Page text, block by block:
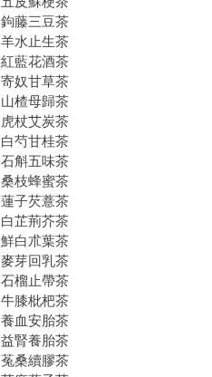
鉤藤三豆茶
羊水止生茶
紅藍花酒茶
寄奴甘草茶
山楂母歸茶
虎杖艾炭茶
白芍甘桂茶
石斛五味茶
桑枝蜂蜜茶
蓮子芡薏茶
白芷荊芥茶
鮮白朮葉茶
麥芽回乳茶
石榴止帶茶
牛膝枇杷茶
養血安胎茶
益腎養胎茶
菟桑續膠茶